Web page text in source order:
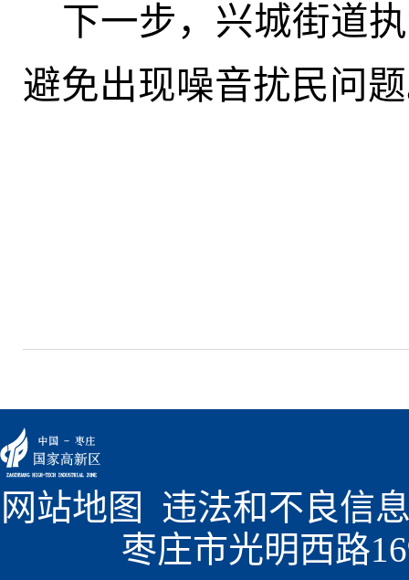
下一步，兴城街道
避免出现噪音扰民问
网站地图
违法和不良信
枣庄市光明西路